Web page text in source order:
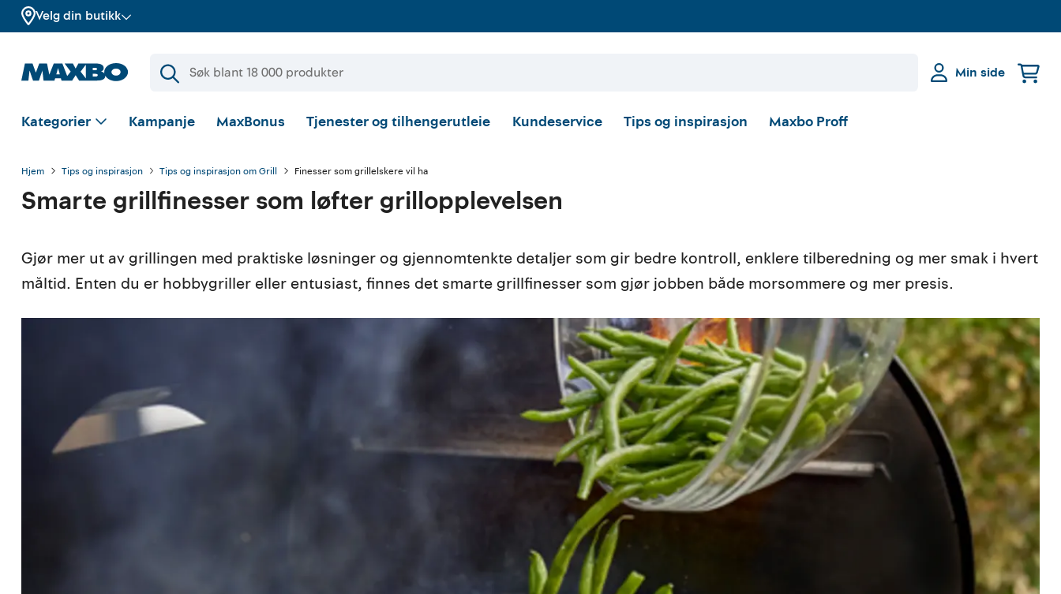
Velg din butikk
Min side
Kategorier Kampanje MaxBonus Tjenester og tilhengerutleie Kundeservice Tips og inspirasjon Maxbo Proff
Hjem Tips og inspirasjon Tips og inspirasjon om Grill Finesser som grillelskere vil ha
Smarte grillfinesser som løfter grillopplevelsen
Gjør mer ut av grillingen med praktiske løsninger og gjennomtenkte detaljer som gir bedre kontroll, enklere tilberedning og mer smak i hvert
måltid. Enten du er hobbygriller eller entusiast, finnes det smarte grillfinesser som gjør jobben både morsommere og mer presis.